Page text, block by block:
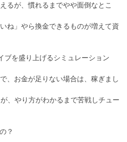
が、慣れるまでやや面倒なとこ
」やら換金できるものが増えて資
ブを盛り上げるシミュレーション
、お金が足りない場合は、稼ぎまし
、やり方がわかるまで苦戦しチュー
？